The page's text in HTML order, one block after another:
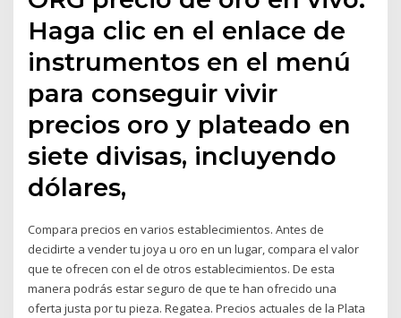
Haga clic en el enlace de
instrumentos en el menú
para conseguir vivir
precios oro y plateado en
siete divisas, incluyendo
dólares,
Compara precios en varios establecimientos. Antes de
decidirte a vender tu joya u oro en un lugar, compara el valor
que te ofrecen con el de otros establecimientos. De esta
manera podrás estar seguro de que te han ofrecido una
oferta justa por tu pieza. Regatea. Precios actuales de la Plata